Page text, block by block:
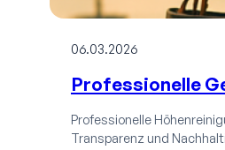
06.03.2026
Professionelle
Professionelle
Transparenz und